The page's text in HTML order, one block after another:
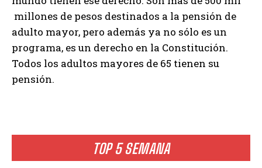
TOP 5 SEMANA
millones de pesos destinados a la pensión de
adulto mayor, pero además ya no sólo es un
programa, es un derecho en la Constitución.
Todos los adultos mayores de 65 tienen su
pensión.